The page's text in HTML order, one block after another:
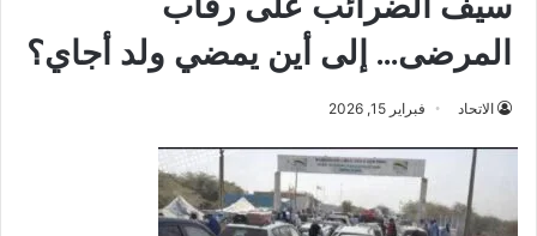
المرضى… إلى أين يمضي ولد أجاي؟
الاتحاد فبراير 15, 2026